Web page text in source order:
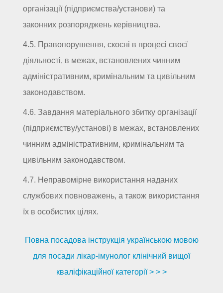
організації (підприємства/установи) та
законних розпоряджень керівництва.
4.5. Правопорушення, скоєні в процесі своєї
діяльності, в межах, встановлених чинним
адміністративним, кримінальним та цивільним
законодавством.
4.6. Завдання матеріального збитку організації
(підприємству/установі) в межах, встановлених
чинним адміністративним, кримінальним та
цивільним законодавством.
4.7. Неправомірне використання наданих
службових повноважень, а також використання
їх в особистих цілях.
Повна посадова інструкція українською мовою
для посади лікар-імунолог клінічний вищої
кваліфікаційної категорії > > >